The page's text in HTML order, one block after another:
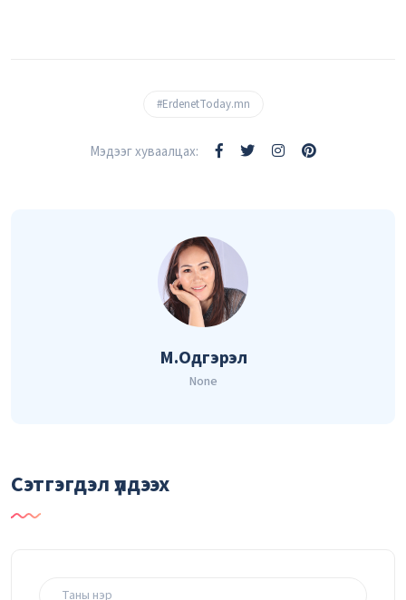
#ErdenetToday.mn
Мэдээг хуваалцах:
М.Одгэрэл
None
Сэтгэгдэл үлдээх